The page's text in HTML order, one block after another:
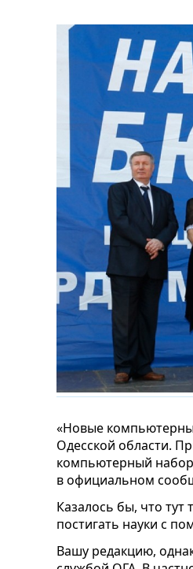
«Новые
Одесской области.
компьютерный
в официальном
Казалось бы, что тут
постигать науки с
Вашу редакцию,